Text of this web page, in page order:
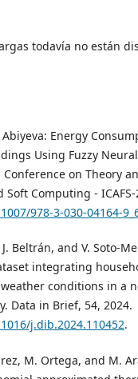
todavía no están
Energy
Using Fuzzy
on Theory
Soft Computing -
978-3-030-04164-
Beltrán, and V. Soto-
integrating
conditions in a
Data in Brief, 54, 2024.
j.dib.2024.110452.
M. Ortega, and M.